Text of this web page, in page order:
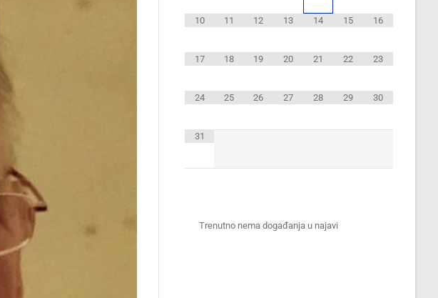
10 11 12 13 14 15 16
17 18 19 20 21 22 23
24 25 26 27 28 29 30
31
Trenutno nema događanja u najavi